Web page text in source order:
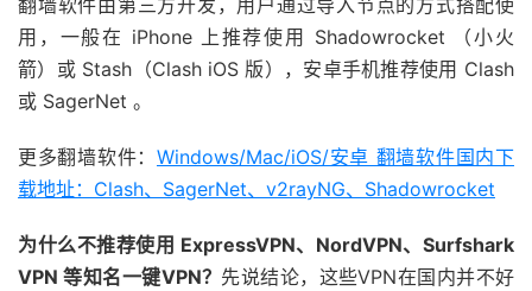
翻墙软件由第三方开发，用户通过导入节点的方式搭配使
用，一般在 iPhone 上推荐使用 Shadowrocket （小火
箭）或 Stash（Clash iOS 版），安卓手机推荐使用 Clash
或 SagerNet 。
更多翻墙软件： Windows/Mac/iOS/安卓 翻墙软件国内下
载地址：Clash、SagerNet、v2rayNG、Shadowrocket
为什么不推荐使用 ExpressVPN、NordVPN、Surfshark
VPN 等知名一键VPN？ 先说结论，这些VPN在国内并不好